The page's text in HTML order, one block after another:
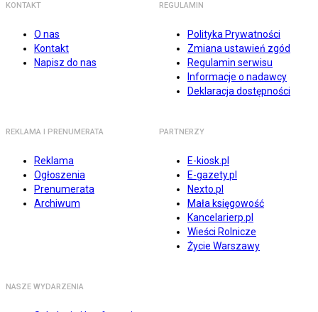
KONTAKT
O nas
Kontakt
Napisz do nas
REGULAMIN
Polityka Prywatności
Zmiana ustawień zgód
Regulamin serwisu
Informacje o nadawcy
Deklaracja dostępności
REKLAMA I PRENUMERATA
Reklama
Ogłoszenia
Prenumerata
Archiwum
PARTNERZY
E-kiosk.pl
E-gazety.pl
Nexto.pl
Mała księgowość
Kancelarierp.pl
Wieści Rolnicze
Życie Warszawy
NASZE WYDARZENIA